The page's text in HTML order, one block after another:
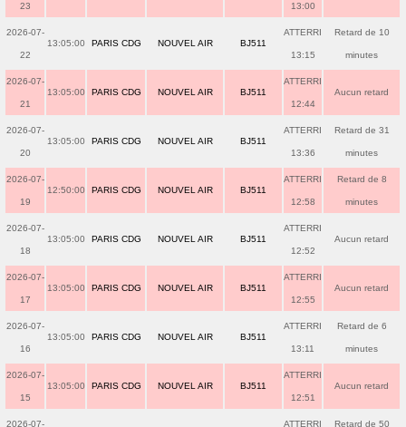
23 13:00
2026-07-
22
13:05:00 PARIS CDG NOUVEL AIR BJ511
ATTERRI
13:15
Retard de 10
minutes
2026-07-
21
13:05:00 PARIS CDG NOUVEL AIR BJ511
ATTERRI
12:44
Aucun retard
2026-07-
20
13:05:00 PARIS CDG NOUVEL AIR BJ511
ATTERRI
13:36
Retard de 31
minutes
2026-07-
19
12:50:00 PARIS CDG NOUVEL AIR BJ511
ATTERRI
12:58
Retard de 8
minutes
2026-07-
18
13:05:00 PARIS CDG NOUVEL AIR BJ511
ATTERRI
12:52
Aucun retard
2026-07-
17
13:05:00 PARIS CDG NOUVEL AIR BJ511
ATTERRI
12:55
Aucun retard
2026-07-
16
13:05:00 PARIS CDG NOUVEL AIR BJ511
ATTERRI
13:11
Retard de 6
minutes
2026-07-
15
13:05:00 PARIS CDG NOUVEL AIR BJ511
ATTERRI
12:51
Aucun retard
2026-07- ATTERRI Retard de 50